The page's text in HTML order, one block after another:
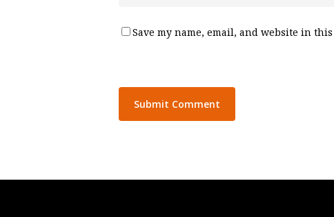
Save my name, email, and website in